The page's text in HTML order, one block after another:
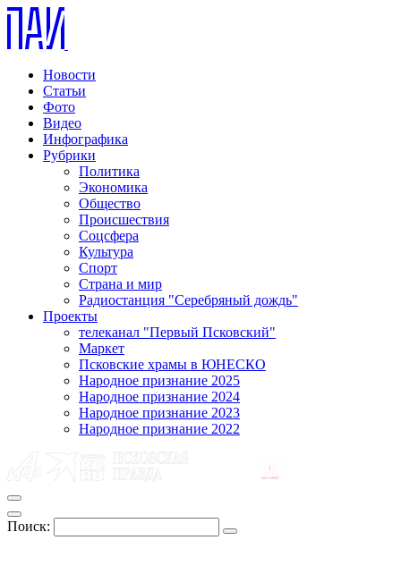
Новости
Статьи
Фото
Видео
Инфографика
Рубрики
Политика
Экономика
Общество
Происшествия
Соцсфера
Культура
Спорт
Страна и мир
Радиостанция "Серебряный дождь"
Проекты
телеканал "Первый Псковский"
Маркет
Псковские храмы в ЮНЕСКО
Народное признание 2025
Народное признание 2024
Народное признание 2023
Народное признание 2022
Поиск: